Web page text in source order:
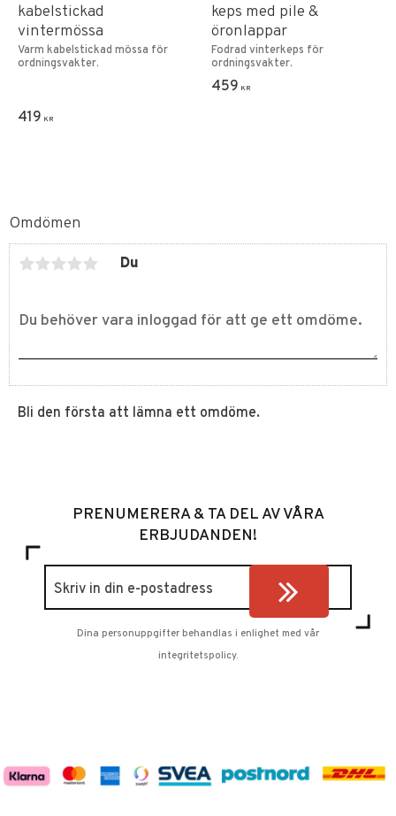
Omdömen
Du
Bli den första att lämna ett omdöme.
kabelstickad
vintermössa
Varm kabelstickad mössa för
ordningsvakter.
419 KR
keps med pile &
öronlappar
Fodrad vinterkeps för
ordningsvakter.
459 KR
PRENUMERERA & TA DEL AV VÅRA
ERBJUDANDEN!
Dina personuppgifter behandlas i enlighet med vår
integritetspolicy.